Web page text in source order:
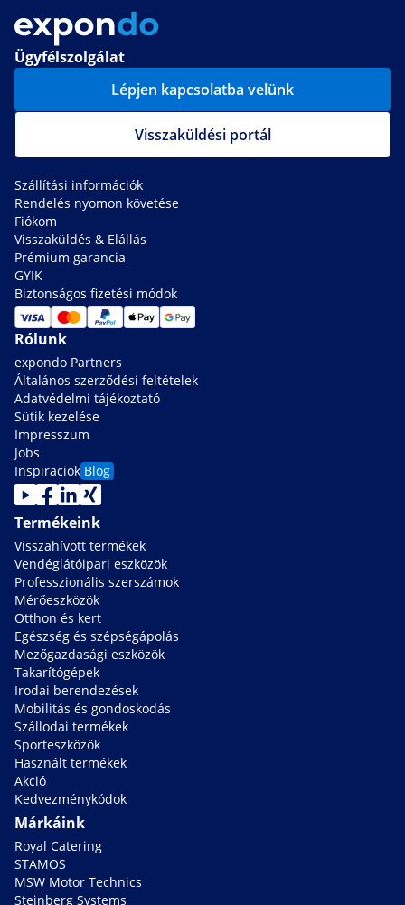
Ügyfélszolgálat
Lépjen kapcsolatba velünk
Visszaküldési portál
Szállítási információk
Rendelés nyomon követése
Fiókom
Visszaküldés & Elállás
Prémium garancia
GYIK
Biztonságos fizetési módok
Rólunk
expondo Partners
Általános szerződési feltételek
Adatvédelmi tájékoztató
Sütik kezelése
Impresszum
Jobs
Inspiraciok Blog
Termékeink
Visszahívott termékek
Vendéglátóipari eszközök
Professzionális szerszámok
Mérőeszközök
Otthon és kert
Egészség és szépségápolás
Mezőgazdasági eszközök
Takarítógépek
Irodai berendezések
Mobilitás és gondoskodás
Szállodai termékek
Sporteszközök
Használt termékek
Akció
Kedvezménykódok
Márkáink
Royal Catering
STAMOS
MSW Motor Technics
Steinberg Systems